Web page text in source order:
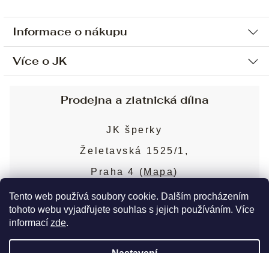
Tento web používá soubory cookie. Dalším procházením
tohoto webu vyjadřujete souhlas s jejich používáním. Více
informací zde.
Informace o nákupu
Ochrana osobních údajů
Sjednání osobní schůzky
Obchodní podmínky
Puncovní značky
Více o JK
Blog
Nejčastější dotazy
Prodejna a zlatnická dílna
JK šperky
Želetavská 1525/1,
Praha 4 ( Mapa)
Více o prodejně
Copyright 2026JK šperky. Všechna práva